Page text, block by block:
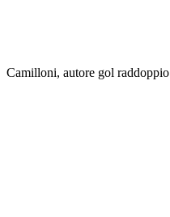
Camilloni, autore gol raddoppio